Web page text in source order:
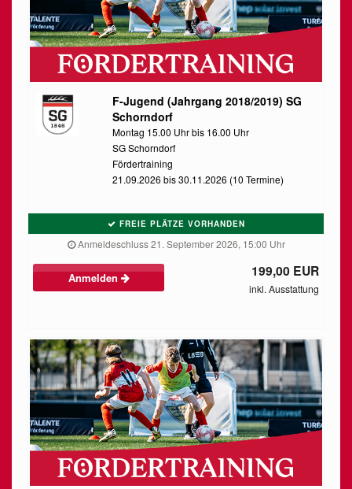
F-Jugend (Jahrgang 2018/2019) SG
Schorndorf
Montag 15.00 Uhr bis 16.00 Uhr
SG Schorndorf
Fördertraining
21.09.2026 bis 30.11.2026 (10 Termine)
FREIE PLÄTZE VORHANDEN
Anmeldeschluss 21. September 2026, 15:00 Uhr
Anmelden 199,00 EUR
inkl. Ausstattung